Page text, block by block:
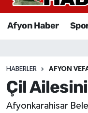
Afyon Haber
HABERLER AFYON
Çil
Afyonkarahisar
Sağlık
Eğitim